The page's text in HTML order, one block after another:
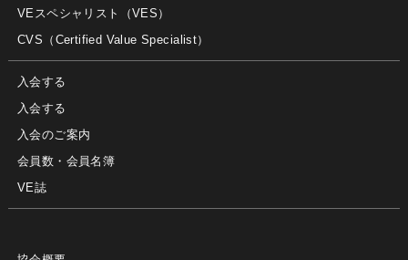
VEスペシャリスト（VES）
CVS（Certified Value Specialist）
入会する
入会する
入会のご案内
会員数・会員名簿
VE誌